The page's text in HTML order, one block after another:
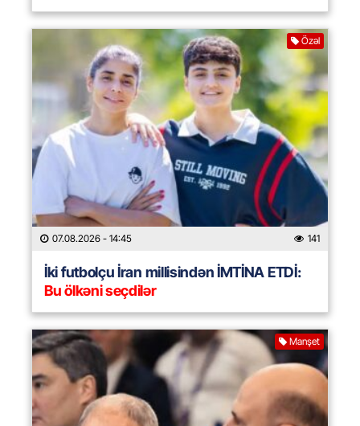
Özəl
07.08.2026 - 14:45 141
İki futbolçu İran millisindən İMTİNA ETDİ:
Bu ölkəni seçdilər
Manşet